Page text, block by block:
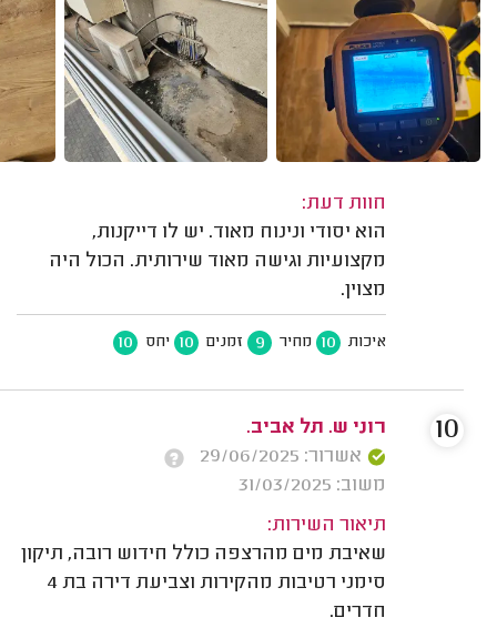
חוות דעת:
הוא יסודי ונינוח מאוד. יש לו דייקנות,
מקצועיות וגישה מאוד שירותית. הכול היה
מצוין.
איכות 10 מחיר 9 זמנים 10 יחס 10
רוני ש. תל אביב.
אשרור: 29/06/2025
משוב: 31/03/2025
תיאור השירות:
שאיבת מים מהרצפה כולל חידוש רובה, תיקון
סימני רטיבות מהקירות וצביעת דירה בת 4
חדרים.
10